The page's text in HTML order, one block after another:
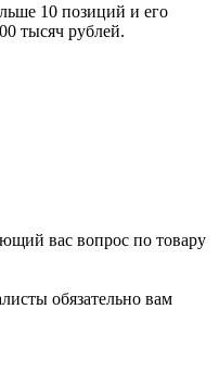
10 позиций и его
тысяч рублей.
вас вопрос по товару
обязательно вам